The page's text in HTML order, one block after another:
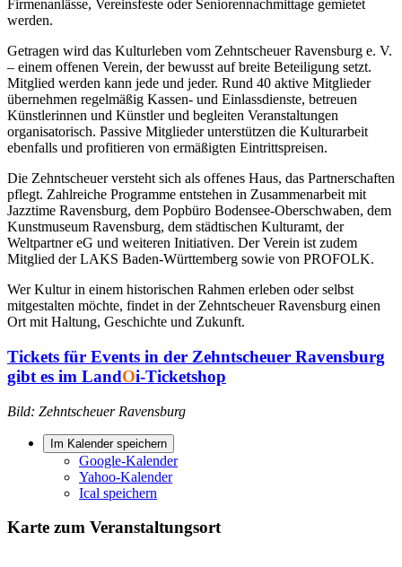
Firmenanlässe, Vereinsfeste oder Seniorennachmittage gemietet
werden.
Getragen wird das Kulturleben vom Zehntscheuer Ravensburg e. V.
– einem offenen Verein, der bewusst auf breite Beteiligung setzt.
Mitglied werden kann jede und jeder. Rund 40 aktive Mitglieder
übernehmen regelmäßig Kassen- und Einlassdienste, betreuen
Künstlerinnen und Künstler und begleiten Veranstaltungen
organisatorisch. Passive Mitglieder unterstützen die Kulturarbeit
ebenfalls und profitieren von ermäßigten Eintrittspreisen.
Die Zehntscheuer versteht sich als offenes Haus, das Partnerschaften
pflegt. Zahlreiche Programme entstehen in Zusammenarbeit mit
Jazztime Ravensburg, dem Popbüro Bodensee-Oberschwaben, dem
Kunstmuseum Ravensburg, dem städtischen Kulturamt, der
Weltpartner eG und weiteren Initiativen. Der Verein ist zudem
Mitglied der LAKS Baden-Württemberg sowie von PROFOLK.
Wer Kultur in einem historischen Rahmen erleben oder selbst
mitgestalten möchte, findet in der Zehntscheuer Ravensburg einen
Ort mit Haltung, Geschichte und Zukunft.
Tickets für Events in der Zehntscheuer Ravensburg
gibt es im LandOi-Ticketshop
Bild: Zehntscheuer Ravensburg
Im Kalender speichern
Google-Kalender
Yahoo-Kalender
Ical speichern
Karte zum Veranstaltungsort